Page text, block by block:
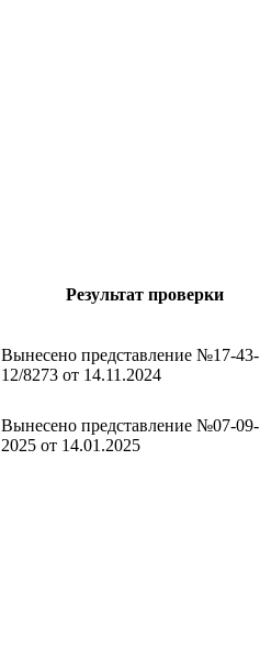
Результат проверки
Вынесено представление №17-43-
12/8273 от 14.11.2024
Вынесено представление №07-09-
2025 от 14.01.2025